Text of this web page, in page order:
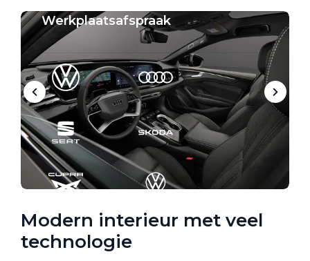
Werkplaatsafspraak
Modern interieur met veel
technologie